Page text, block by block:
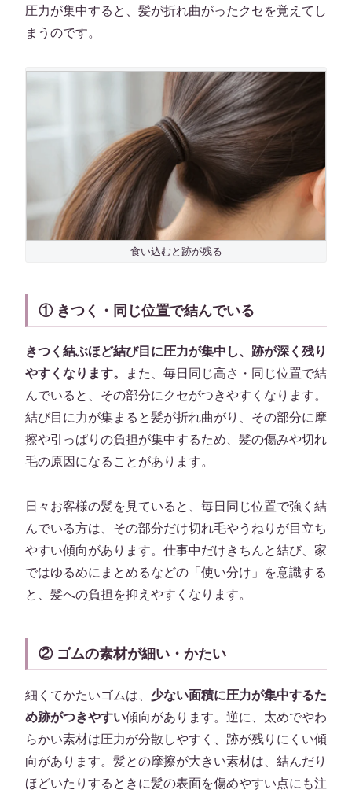
圧力が集中すると、髪が折れ曲がったクセを覚えてし
まうのです。
食い込むと跡が残る
① きつく・同じ位置で結んでいる
きつく結ぶほど結び目に圧力が集中し、跡が深く残り
やすくなります。
また、毎日同じ高さ・同じ位置で結
んでいると、その部分にクセがつきやすくなります。
結び目に力が集まると髪が折れ曲がり、その部分に摩
擦や引っぱりの負担が集中するため、髪の傷みや切れ
毛の原因になることがあります。
日々お客様の髪を見ていると、毎日同じ位置で強く結
んでいる方は、その部分だけ切れ毛やうねりが目立ち
やすい傾向があります。仕事中だけきちんと結び、家
ではゆるめにまとめるなどの「使い分け」を意識する
と、髪への負担を抑えやすくなります。
② ゴムの素材が細い・かたい
細くてかたいゴムは、 少ない面積に圧力が集中するた
め跡がつきやすい傾向があります。逆に、太めでやわ
らかい素材は圧力が分散しやすく、跡が残りにくい傾
向があります。髪との摩擦が大きい素材は、結んだり
ほどいたりするときに髪の表面を傷めやすい点にも注